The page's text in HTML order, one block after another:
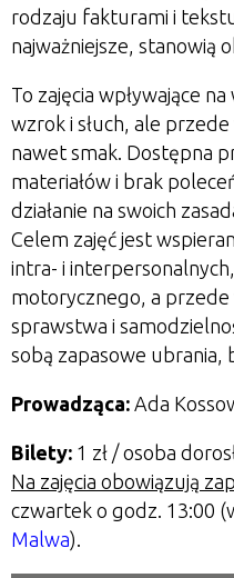
rodzaju fakturami i
najważniejsze, stanowią
To zajęcia wpływające
wzrok i słuch, ale
nawet smak. Dostępna
materiałów i brak
działanie na swoich
Celem zajęć jest
intra- i
motorycznego, a przede
sprawstwa i
sobą zapasowe ubrania,
Prowadząca: Ada
Bilety: 1 zł / osoba
Na zajęcia obowiązują
czwartek o godz. 13:00
Malwa).